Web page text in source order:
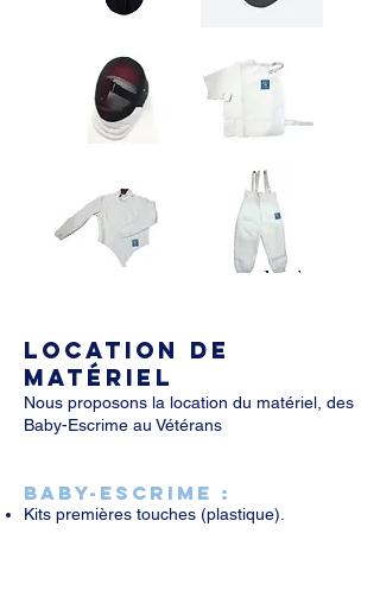
Location de
matériel
Nous proposons la location du matériel, des
Baby-Escrime au Vétérans
BABY-ESCRIME :
Kits premières touches (plastique).